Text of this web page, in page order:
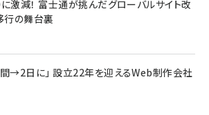
激減！ 富士通が挑んだグローバルサイト改
行の舞台裏
間→2日に」 設立22年を迎えるWeb制作会社